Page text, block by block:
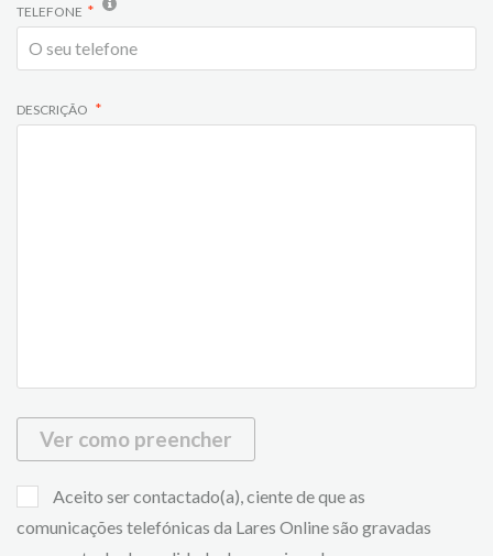
TELEFONE
DESCRIÇÃO
Ver como preencher
Aceito ser contactado(a), ciente de que as
comunicações telefónicas da Lares Online são gravadas